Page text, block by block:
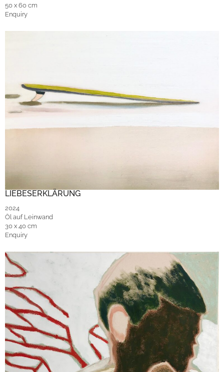
50 x 60 cm
Enquiry
LIEBESERKLÄRUNG
2024
Öl auf Leinwand
30 x 40 cm
Enquiry